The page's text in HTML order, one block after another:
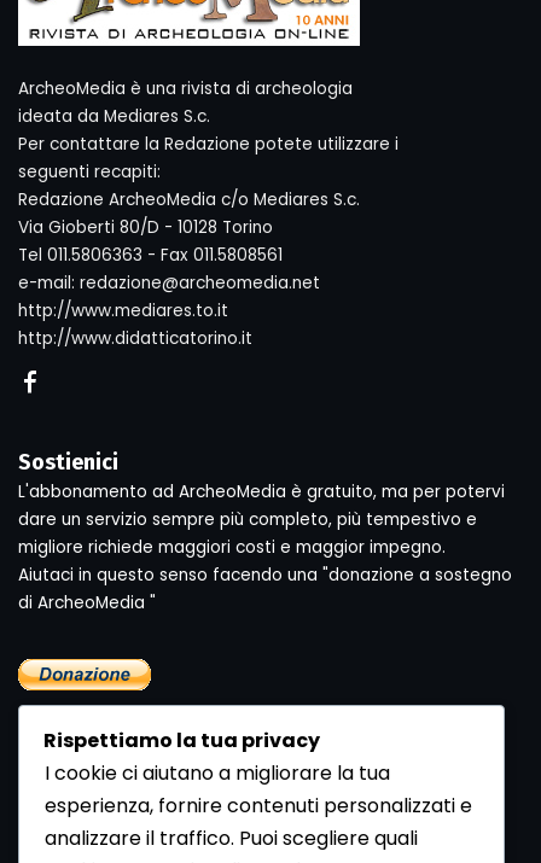
ArcheoMedia è una rivista di archeologia
ideata da Mediares S.c.
Per contattare la Redazione potete utilizzare i
seguenti recapiti:
Redazione ArcheoMedia c/o Mediares S.c.
Via Gioberti 80/D - 10128 Torino
Tel 011.5806363 - Fax 011.5808561
e-mail: redazione@archeomedia.net
http://www.mediares.to.it
http://www.didatticatorino.it
Sostienici
L'abbonamento ad ArcheoMedia è gratuito, ma per potervi
dare un servizio sempre più completo, più tempestivo e
migliore richiede maggiori costi e maggior impegno.
Aiutaci in questo senso facendo una "donazione a sostegno
di ArcheoMedia "
Rispettiamo la tua privacy
I cookie ci aiutano a migliorare la tua
esperienza, fornire contenuti personalizzati e
analizzare il traffico. Puoi scegliere quali